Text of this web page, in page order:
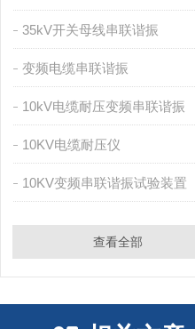
35kV开关母线串联谐振
变频电缆串联谐振
10kV电缆耐压变频串联谐振
10KV电缆耐压仪
10KV变频串联谐振试验装置
查看全部